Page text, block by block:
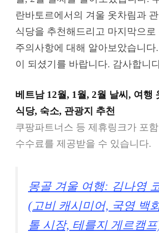
란바토르에서의 겨울 옷차림과
식당을 추천해드리고 마지막으로
주의사항에 대해 알아보았습니다
이 되셨기를 바랍니다. 감사합니
베트남 12월, 1월, 2월 날씨, 여행
식당, 숙소, 관광지 추천
쿠팡파트너스 등 제휴링크가 포
수수료를 제공받을 수 있습니다.
몽골 겨울 여행: 김나영
(고비 캐시미어, 국영 백
톨 시장, 테를지 게르캠